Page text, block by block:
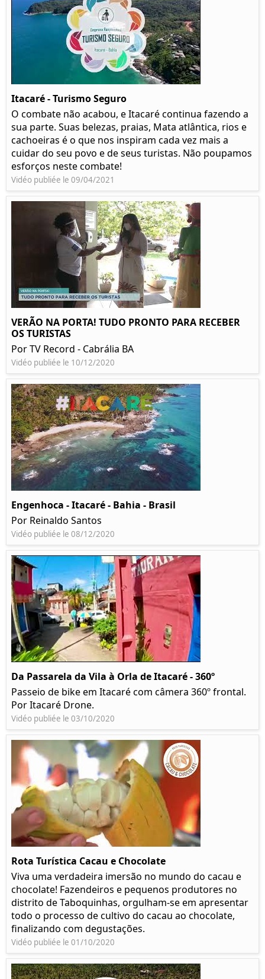
Itacaré - Turismo Seguro
O combate não acabou, e Itacaré continua fazendo a
sua parte. Suas belezas, praias, Mata atlântica, rios e
cachoeiras é o que nos inspiram cada vez mais a
cuidar do seu povo e de seus turistas. Não poupamos
esforços neste combate!
Vidéo publiée le 09/04/2021
VERÃO NA PORTA! TUDO PRONTO PARA RECEBER
OS TURISTAS
Por TV Record - Cabrália BA
Vidéo publiée le 10/12/2020
Engenhoca - Itacaré - Bahia - Brasil
Por Reinaldo Santos
Vidéo publiée le 08/12/2020
Da Passarela da Vila à Orla de Itacaré - 360º
Passeio de bike em Itacaré com câmera 360º frontal.
Por Itacaré Drone.
Vidéo publiée le 03/10/2020
Rota Turística Cacau e Chocolate
Viva uma verdadeira imersão no mundo do cacau e
chocolate! Fazendeiros e pequenos produtores no
distrito de Taboquinhas, orgulham-se em apresentar
todo o processo de cultivo do cacau ao chocolate,
finalizando com degustações.
Vidéo publiée le 01/10/2020